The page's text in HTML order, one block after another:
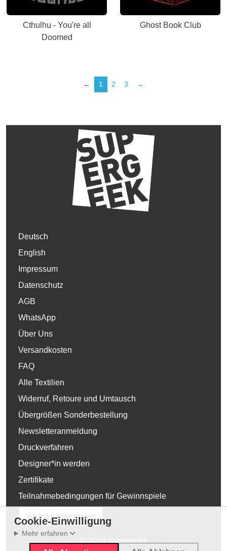
Cthulhu - You're all
Doomed
Ghost Book Club
← 1 2 3 →
Deutsch
English
Impressum
Datenschutz
AGB
WhatsApp
Über Uns
Versandkosten
FAQ
Alle Textilien
Widerruf, Retoure und Umtausch
Übergrößen Sonderbestellung
Newsletteranmeldung
Druckverfahren
Designer*in werden
Zertifikate
Teilnahmebedingungen für Gewinnspiele
Vertrag widerrufen
Cookie-Einwilligung
Mehr erfahren